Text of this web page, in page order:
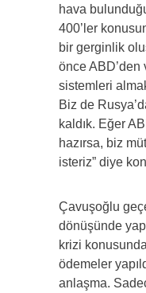
hava
400’ler
bir gerginlik
önce
sistemleri
Biz de
kaldık. Eğer
hazırsa, biz
isteriz” diye
Çavuşoğlu
dönüşünde
krizi
ödemeler
anlaşma.